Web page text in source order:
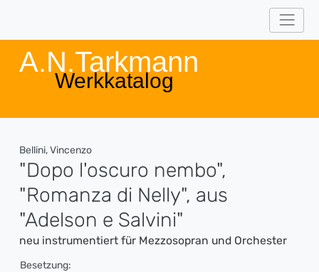
A.N.Tarkmann
Werkkatalog
Bellini, Vincenzo
"Dopo l'oscuro nembo",
"Romanza di Nelly", aus
"Adelson e Salvini"
neu instrumentiert für Mezzosopran und Orchester
Besetzung: